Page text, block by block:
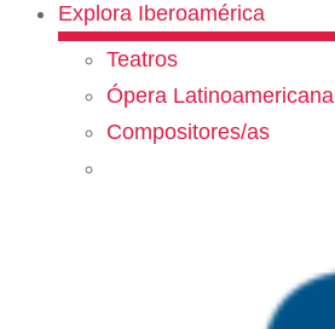
Explora Iberoamérica
Teatros
Ópera Latinoamericana
Compositores/as